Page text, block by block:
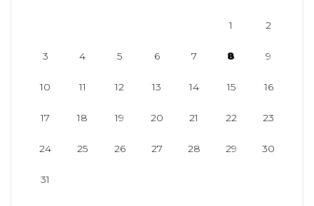
1 2
3 4 5 6 7 8 9
10 11 12 13 14 15 16
17 18 19 20 21 22 23
24 25 26 27 28 29 30
31